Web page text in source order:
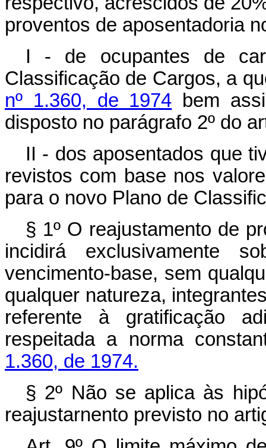
proventos de aposentadoria
I - de ocupantes de
Classificação de Cargos, a
nº 1.360, de 1974 bem
disposto no parágrafo 2º do
II - dos aposentados que
revistos com base nos
para o novo Plano de
§ 1º O reajustamento de
incidirá exclusivamente
vencimento-base, sem
qualquer natureza,
referente à gratificação
respeitada a norma
1.360, de 1974.
§ 2º Não se aplica às
reajustarnento previsto no